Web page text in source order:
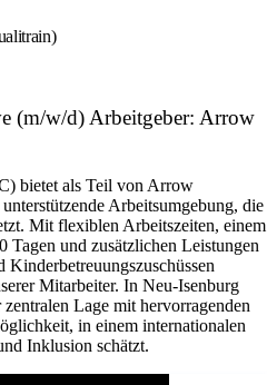
(m/w/d) Arbeitgeber: Arrow
bietet als Teil von Arrow
Arbeitsumgebung, die
Mit flexiblen Arbeitszeiten, einem
Tagen und zusätzlichen Leistungen
Kinderbetreuungszuschüssen
Mitarbeiter. In Neu-Isenburg
Lage mit hervorragenden
in einem internationalen
Inklusion schätzt.